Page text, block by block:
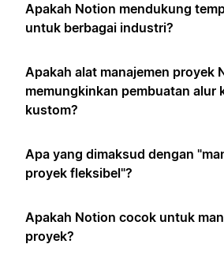
Apakah Notion mendukung
untuk berbagai industri?
Apakah alat manajemen proyek
memungkinkan pembuatan alur
kustom?
Apa yang dimaksud dengan
proyek fleksibel"?
Apakah Notion cocok untuk
proyek?